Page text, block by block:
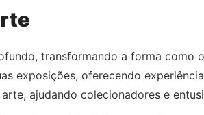
transformando a forma como
exposições, oferecendo
ajudando colecionadores e